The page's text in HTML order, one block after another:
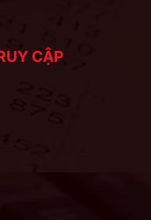
CẬP